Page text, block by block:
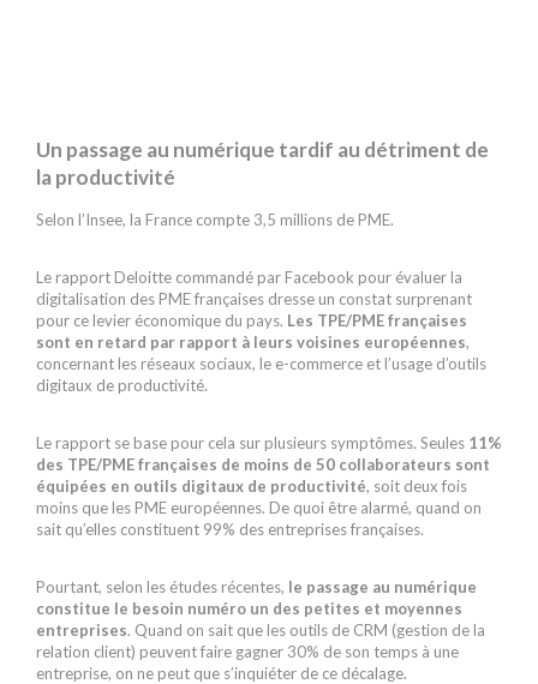
Un passage au numérique tardif au détriment de
la productivité
Selon l’Insee, la France compte 3,5 millions de PME.
Le rapport Deloitte commandé par Facebook pour évaluer la
digitalisation des PME françaises dresse un constat surprenant
pour ce levier économique du pays. Les TPE/PME françaises
sont en retard par rapport à leurs voisines européennes,
concernant les réseaux sociaux, le e-commerce et l’usage d’outils
digitaux de productivité.
Le rapport se base pour cela sur plusieurs symptômes. Seules 11%
des TPE/PME françaises de moins de 50 collaborateurs sont
équipées en outils digitaux de productivité, soit deux fois
moins que les PME européennes. De quoi être alarmé, quand on
sait qu’elles constituent 99% des entreprises françaises.
Pourtant, selon les études récentes, le passage au numérique
constitue le besoin numéro un des petites et moyennes
entreprises. Quand on sait que les outils de CRM (gestion de la
relation client) peuvent faire gagner 30% de son temps à une
entreprise, on ne peut que s’inquiéter de ce décalage.